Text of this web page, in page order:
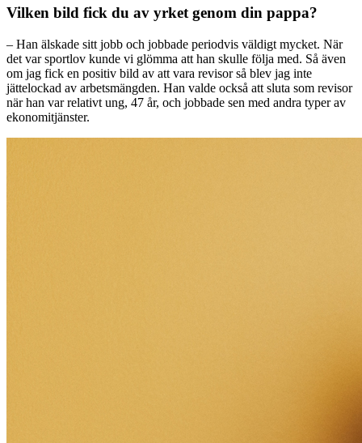
Vilken bild fick du av yrket genom din pappa?
– Han älskade sitt jobb och jobbade periodvis väldigt mycket. När
det var sportlov kunde vi glömma att han skulle följa med. Så även
om jag fick en positiv bild av att vara revisor så blev jag inte
jättelockad av arbetsmängden. Han valde också att sluta som revisor
när han var relativt ung, 47 år, och jobbade sen med andra typer av
ekonomitjänster.